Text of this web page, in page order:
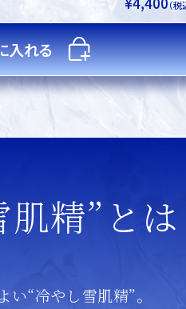
（税
入れる
精”とは
“冷やし雪肌精”。